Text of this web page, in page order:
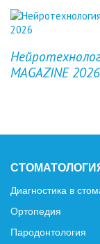
MAGAZINE 2026
Previous
Диагностика в
Ортопедия
Пародонтология